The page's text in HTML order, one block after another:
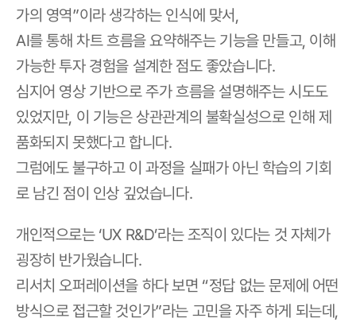
가의 영역”이라 생각하는 인식에 맞서,
AI를 통해 차트 흐름을 요약해주는 기능을 만들고, 이해
가능한 투자 경험을 설계한 점도 좋았습니다.
심지어 영상 기반으로 주가 흐름을 설명해주는 시도도
있었지만, 이 기능은 상관관계의 불확실성으로 인해 제
품화되지 못했다고 합니다.
그럼에도 불구하고 이 과정을 실패가 아닌 학습의 기회
로 남긴 점이 인상 깊었습니다.
개인적으로는 ‘UX R&D’라는 조직이 있다는 것 자체가
굉장히 반가웠습니다.
리서치 오퍼레이션을 하다 보면 “정답 없는 문제에 어떤
방식으로 접근할 것인가”라는 고민을 자주 하게 되는데,